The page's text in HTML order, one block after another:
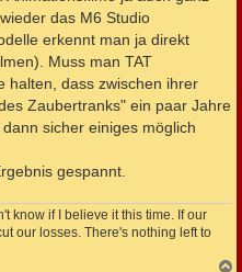
das M6 Studio
erkennt man ja direkt
Muss man TAT
halten, dass zwischen ihrer
Zaubertranks" ein paar Jahre
sicher einiges möglich
gespannt.
know if I believe it this time. If our
our losses. There's nothing left to